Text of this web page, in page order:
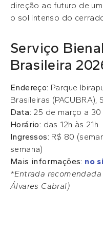
direção ao futuro de
o sol intenso do
Serviço
Brasileira
Endereço: Parque
Brasileiras (PACUBRA),
Data: 25 de março a
Horário: das 12h às 21h
Ingressos: R$ 80
semana)
Mais informações: no
*Entrada
Álvares Cabral)